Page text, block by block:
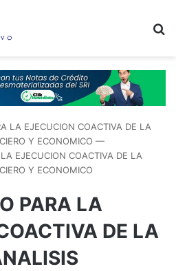
LA EJECUCION COACTIVA DE LA
Y ECONOMICO —
EJECUCION COACTIVA DE LA
Y ECONOMICO
PARA LA
DE LA